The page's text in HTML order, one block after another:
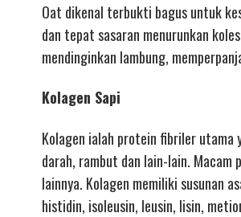
Oat dikenal terbukti bagus untuk
dan tepat sasaran menurunkan
mendinginkan lambung,
Kolagen Sapi
Kolagen ialah protein fibriler
darah, rambut dan lain-lain.
lainnya. Kolagen memiliki susunan
histidin, isoleusin, leusin, lisin,